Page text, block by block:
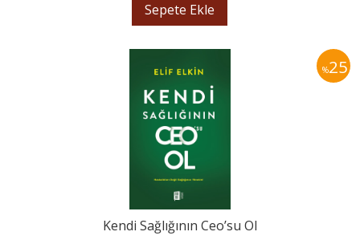
Sepete Ekle
%25
Kendi Sağlığının Ceo’su Ol